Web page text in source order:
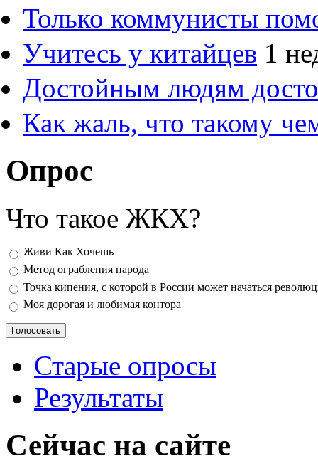
Только коммунисты
Учитесь у китайцев 1
Достойным людям
Как жаль, что такому
Опрос
Что такое ЖКХ?
Варианты
Живи Как Хочешь
Метод ограбления народа
Точка кипения, с которой в России может начаться
Моя дорогая и любимая контора
Старые опросы
Результаты
Сейчас на сайте